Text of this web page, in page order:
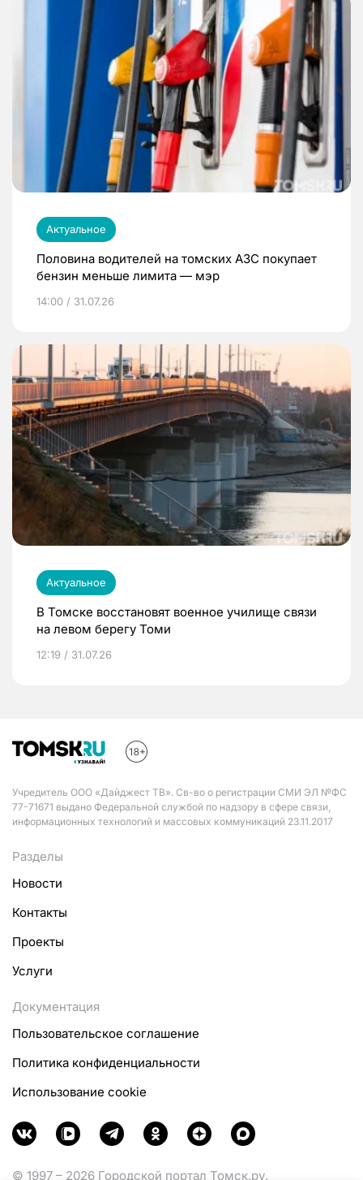
Актуальное
Половина водителей на томских АЗС покупает
бензин меньше лимита — мэр
14:00 / 31.07.26
Актуальное
В Томске восстановят военное училище связи
на левом берегу Томи
12:19 / 31.07.26
Учредитель ООО «Дайджест ТВ». Св-во о регистрации СМИ ЭЛ №ФС
77-71671 выдано Федеральной службой по надзору в сфере связи,
информационных технологий и массовых коммуникаций 23.11.2017
Разделы
Новости
Контакты
Проекты
Услуги
Документация
Пользовательское соглашение
Политика конфиденциальности
Использование cookie
© 1997 – 2026 Городской портал Томск.ру.